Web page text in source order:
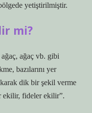
yetiştirilmiştir.
mi?
ağaç vb. gibi
bazılarını yer
dik bir şekil verme
ekilir, fideler ekilir”.